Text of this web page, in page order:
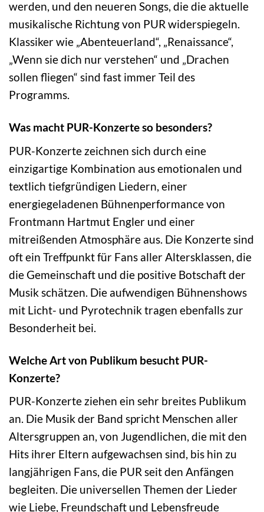
werden, und den neueren Songs, die die aktuelle
musikalische Richtung von PUR widerspiegeln.
Klassiker wie „Abenteuerland“, „Renaissance“,
„Wenn sie dich nur verstehen“ und „Drachen
sollen fliegen“ sind fast immer Teil des
Programms.
Was macht PUR-Konzerte so besonders?
PUR-Konzerte zeichnen sich durch eine
einzigartige Kombination aus emotionalen und
textlich tiefgründigen Liedern, einer
energiegeladenen Bühnenperformance von
Frontmann Hartmut Engler und einer
mitreißenden Atmosphäre aus. Die Konzerte sind
oft ein Treffpunkt für Fans aller Altersklassen, die
die Gemeinschaft und die positive Botschaft der
Musik schätzen. Die aufwendigen Bühnenshows
mit Licht- und Pyrotechnik tragen ebenfalls zur
Besonderheit bei.
Welche Art von Publikum besucht PUR-
Konzerte?
PUR-Konzerte ziehen ein sehr breites Publikum
an. Die Musik der Band spricht Menschen aller
Altersgruppen an, von Jugendlichen, die mit den
Hits ihrer Eltern aufgewachsen sind, bis hin zu
langjährigen Fans, die PUR seit den Anfängen
begleiten. Die universellen Themen der Lieder
wie Liebe, Freundschaft und Lebensfreude